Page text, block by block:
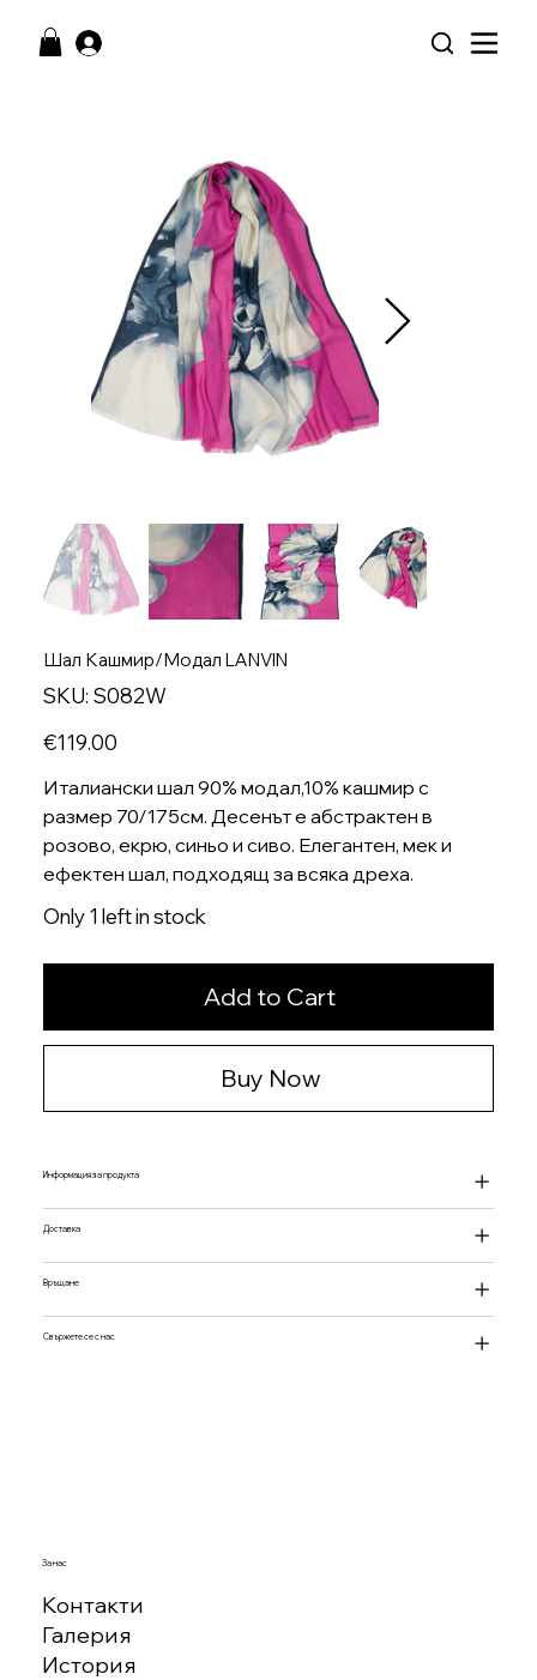
Шал Кашмир/Модал LANVIN
SKU: SKU
S082W
S082W
Price
€119.00
Италиански шал 90% модал,10% кашмир с
размер 70/175см. Десенът е абстрактен в
розово, екрю, синьо и сиво. Елегантен, мек и
ефектен шал, подходящ за всяка дреха.
Only 1 left in stock
Add to Cart
Buy Now
Информация за продукта
Доставка
Връщане
Свържете се с нас
За нас
Контакти
Галерия
История